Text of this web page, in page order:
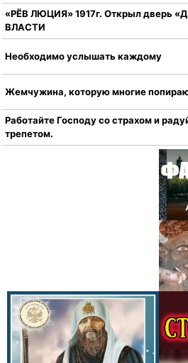
«РЁВ ЛЮЦИЯ» 1917г. Открыл дверь
ВЛАСТИ
Необходимо услышать каждому
Жемчужина, которую многие
Работайте Господу со страхом и
трепетом.